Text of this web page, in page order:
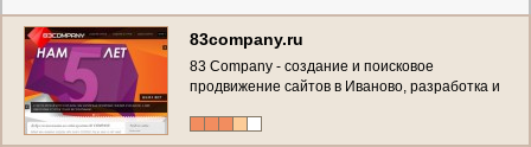
83company.ru
83 Company - создание и поисковое
продвижение сайтов в Иваново, разработка и